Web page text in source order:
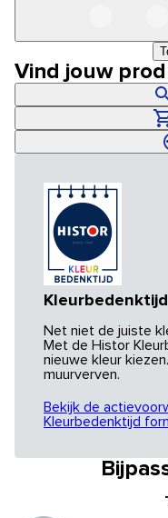
Vind jouw
Kleurbedenktijd
Net niet de juiste
Met de Histor
nieuwe kleur
muurverven.
Bekijk de
Kleurbedenktijd